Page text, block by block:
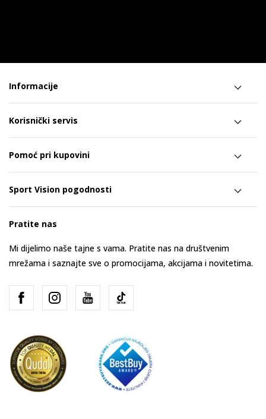
Informacije
Korisnički servis
Pomoć pri kupovini
Sport Vision pogodnosti
Pratite nas
Mi dijelimo naše tajne s vama. Pratite nas na društvenim
mrežama i saznajte sve o promocijama, akcijama i novitetima.